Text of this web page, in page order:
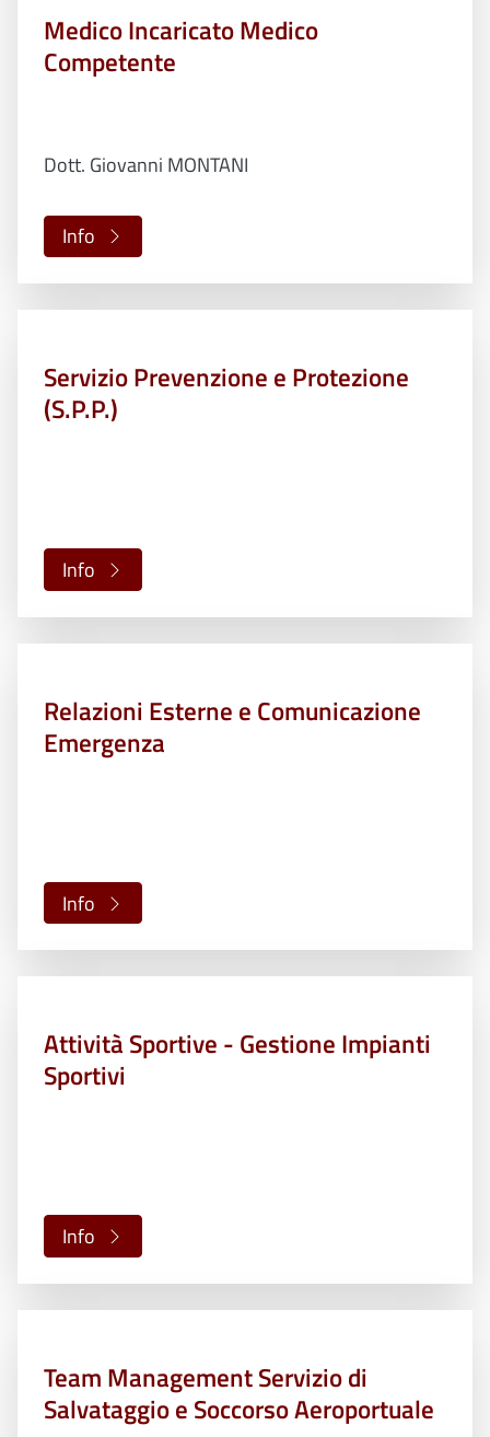
Medico Incaricato Medico
Competente
Dott. Giovanni MONTANI
Info
Servizio Prevenzione e Protezione
(S.P.P.)
Info
Relazioni Esterne e Comunicazione
Emergenza
Info
Attività Sportive - Gestione Impianti
Sportivi
Info
Team Management Servizio di
Salvataggio e Soccorso Aeroportuale